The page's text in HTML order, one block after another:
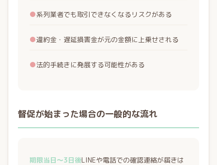
●系列業者でも取引できなくなるリスクがある
●違約金・遅延損害金が元の金額に上乗せされる
●法的手続きに発展する可能性がある
督促が始まった場合の一般的な流れ
期限当日〜3日後LINEや電話での確認連絡が届きは